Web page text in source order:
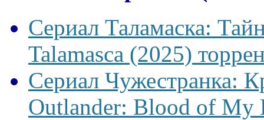
Сериал Таламаска:
Talamasca (2025)
Сериал Чужестранка:
Outlander: Blood of My